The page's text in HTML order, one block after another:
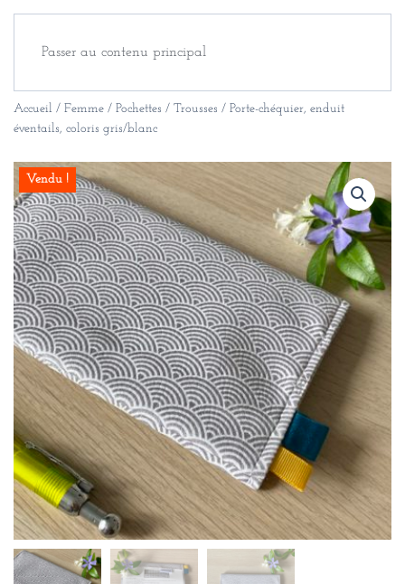
Passer au contenu principal
Accueil / Femme / Pochettes / Trousses / Porte-chéquier, enduit
éventails, coloris gris/blanc
Vendu !